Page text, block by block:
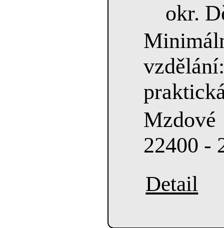
okr.
22400 -
Detail